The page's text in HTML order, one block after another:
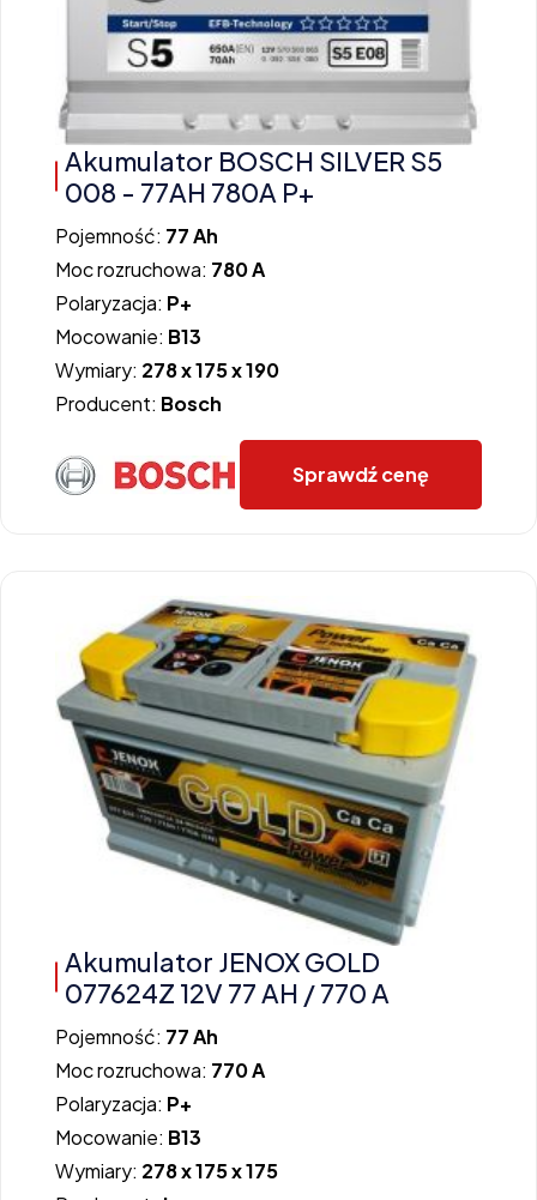
Akumulator BOSCH SILVER S5
008 - 77AH 780A P+
Pojemność: 77 Ah
Moc rozruchowa: 780 A
Polaryzacja: P+
Mocowanie: B13
Wymiary: 278 x 175 x 190
Producent: Bosch
Sprawdź cenę
Akumulator JENOX GOLD
077624Z 12V 77 AH / 770 A
Pojemność: 77 Ah
Moc rozruchowa: 770 A
Polaryzacja: P+
Mocowanie: B13
Wymiary: 278 x 175 x 175